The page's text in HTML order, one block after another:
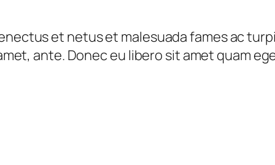
et netus et malesuada fames ac
ante. Donec eu libero sit amet quam